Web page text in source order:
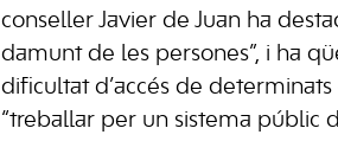
conseller Javier de Juan ha
damunt de les persones”, i ha
dificultat d’accés de determinats
“treballar per un sistema públic